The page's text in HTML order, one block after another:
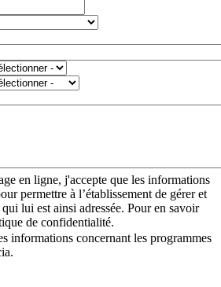
en ligne, j'accepte que les informations
permettre à l’établissement de gérer et
lui est ainsi adressée. Pour en savoir
de confidentialité.
informations concernant les programmes